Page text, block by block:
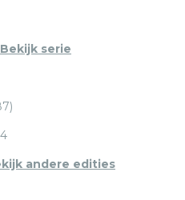
Vrouwke Klapwijk en
Bekijk serie
andere edities